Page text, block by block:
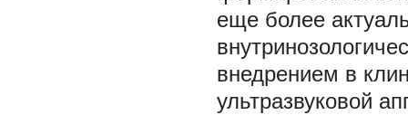
еще более
внедрением в
ультразвуковой